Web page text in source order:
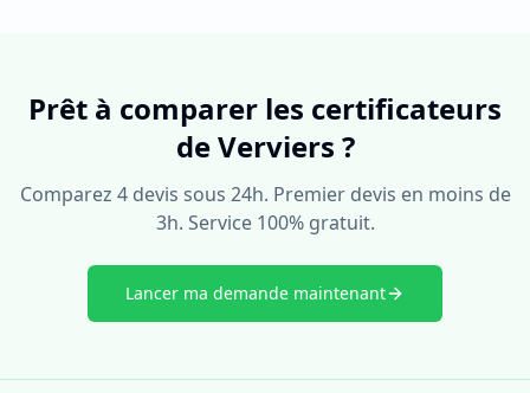
Prêt à comparer les certificateurs
de Verviers ?
Comparez 4 devis sous 24h. Premier devis en moins de
3h. Service 100% gratuit.
Lancer ma demande maintenant